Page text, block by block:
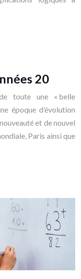
20
toute une « belle
époque d’évolution
et de nouvel
Paris ainsi que